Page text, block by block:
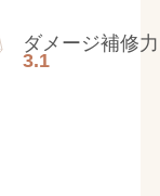
ダメージ補修力
3.1